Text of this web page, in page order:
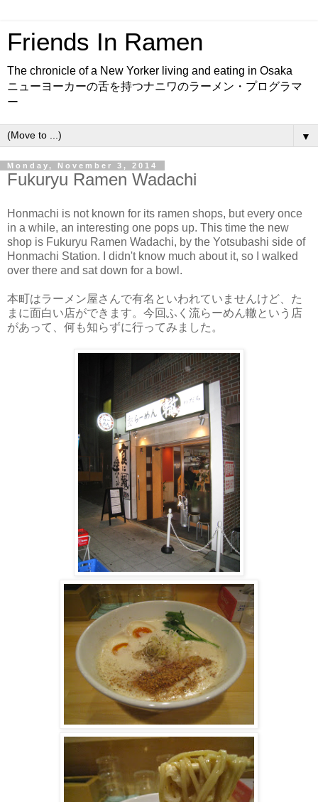
Friends In Ramen
The chronicle of a New Yorker living and eating in Osaka
ニューヨーカーの舌を持つナニワのラーメン・プログラマ
ー
▼
Monday, November 3, 2014
Fukuryu Ramen Wadachi
Honmachi is not known for its ramen shops, but every once
in a while, an interesting one pops up. This time the new
shop is Fukuryu Ramen Wadachi, by the Yotsubashi side of
Honmachi Station. I didn't know much about it, so I walked
over there and sat down for a bowl.
本町はラーメン屋さんで有名といわれていませんけど、た
まに面白い店ができます。今回ふく流らーめん轍という店
があって、何も知らずに行ってみました。